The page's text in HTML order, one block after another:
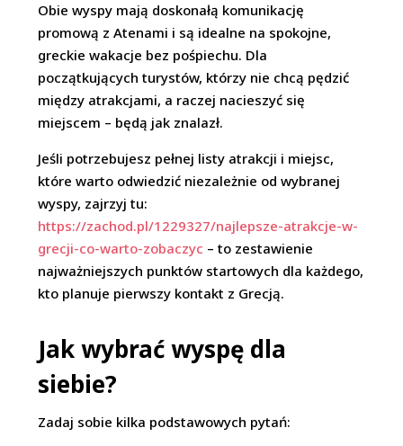
Obie wyspy mają doskonałą komunikację
promową z Atenami i są idealne na spokojne,
greckie wakacje bez pośpiechu. Dla
początkujących turystów, którzy nie chcą pędzić
między atrakcjami, a raczej nacieszyć się
miejscem – będą jak znalazł.
Jeśli potrzebujesz pełnej listy atrakcji i miejsc,
które warto odwiedzić niezależnie od wybranej
wyspy, zajrzyj tu:
https://zachod.pl/1229327/najlepsze-atrakcje-w-
grecji-co-warto-zobaczyc – to zestawienie
najważniejszych punktów startowych dla każdego,
kto planuje pierwszy kontakt z Grecją.
Jak wybrać wyspę dla
siebie?
Zadaj sobie kilka podstawowych pytań: